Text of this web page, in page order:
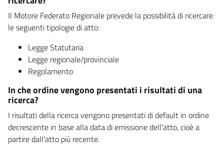
Il Motore Federato Regionale prevede la possibilità di ricercare
le seguenti tipologie di atto:
Legge Statutaria
Legge regionale/provinciale
Regolamento
In che ordine vengono presentati i risultati di una
ricerca?
I risultati della ricerca vengono presentati di default in ordine
decrescente in base alla data di emissione dell'atto, cioè a
partire dall'atto più recente.